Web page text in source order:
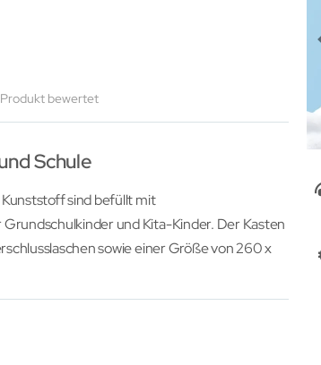
bewertet
Schule
sind befüllt mit
und Kita-Kinder. Der Kasten
sowie einer Größe von 260 x